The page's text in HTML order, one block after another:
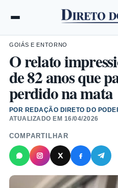
GOIÁS E ENTORNO
O relato
de 82 anos que
perdido na mata
POR REDAÇÃO DIRETO DO
ATUALIZADO EM 16/04/2026
COMPARTILHAR